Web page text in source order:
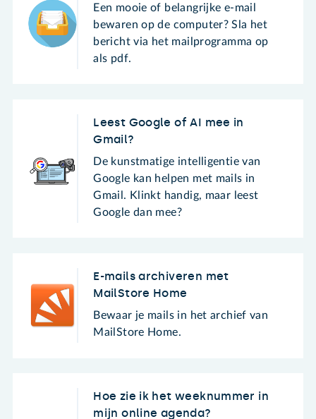
Een mooie of belangrijke e-mail
bewaren op de computer? Sla het
bericht via het mailprogramma op
als pdf.
Leest Google of AI mee in
Gmail?
De kunstmatige intelligentie van
Google kan helpen met mails in
Gmail. Klinkt handig, maar leest
Google dan mee?
E-mails archiveren met
MailStore Home
Bewaar je mails in het archief van
MailStore Home.
Hoe zie ik het weeknummer in
mijn online agenda?